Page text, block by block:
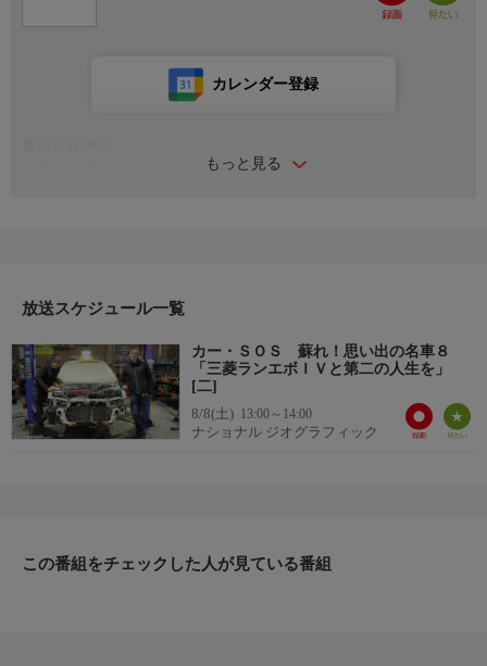
もっと見る
カレンダー登録
クーペに超レアな英国車などあらゆる名車が登場。生涯忘れられ
▼エピソード内容
今回レストアするのは三菱ランサーエボリューションIV。競技向
けモデルは世界ラリー選手権で何度も王座に輝いた、日本が誇る
スーパーサルーンだ。オーナーは元バイク整備士のティム。持病
放送スケジュール一覧
カー・ＳＯＳ 蘇れ！思い出の名車８
「三菱ランエボＩＶと第二の人生を」
[二]
8/8(土) 13:00～14:00
ナショナル ジオグラフィック
この番組をチェックした人が見ている番組